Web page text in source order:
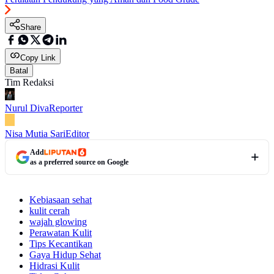
Share
Copy Link
Batal
Tim Redaksi
Nurul DivaReporter
Nisa Mutia SariEditor
Add
as a preferred source on Google
Kebiasaan sehat
kulit cerah
wajah glowing
Perawatan Kulit
Tips Kecantikan
Gaya Hidup Sehat
Hidrasi Kulit